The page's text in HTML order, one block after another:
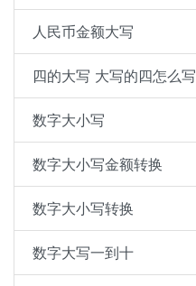
人民币金额大写
四的大写 大写的四怎么写
数字大小写
数字大小写金额转换
数字大小写转换
数字大写一到十